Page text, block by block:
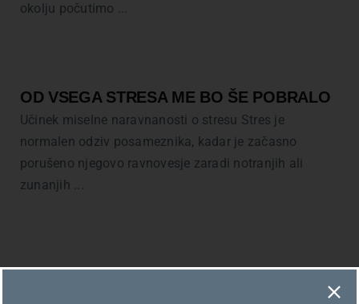
okolju počutimo ...
OD VSEGA STRESA ME BO ŠE POBRALO
Učinek miselne naravnanosti o stresu Stres je
normalen odziv posameznika, kadar je začasno
porušeno njegovo ravnovesje zaradi notranjih ali
zunanjih ...
Zaposleni je dal odpoved: Kdaj se mu